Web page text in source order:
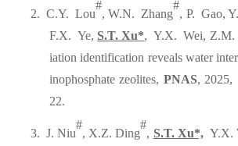
2. C.Y. Lou
#
, W.N. Zhang
#
, P. Gao,
F.X. Ye, S.T. Xu*, Y.X. Wei, Z.M.
iation identification reveals water
inophosphate zeolites, PNAS, 2025,
22.
3. J. Niu
#
, X.Z. Ding
#
, S.T. Xu*,Y.X.